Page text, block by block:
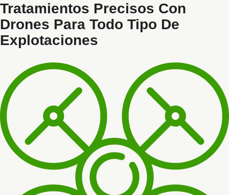
Tratamientos Precisos Con
Drones Para Todo Tipo De
Explotaciones